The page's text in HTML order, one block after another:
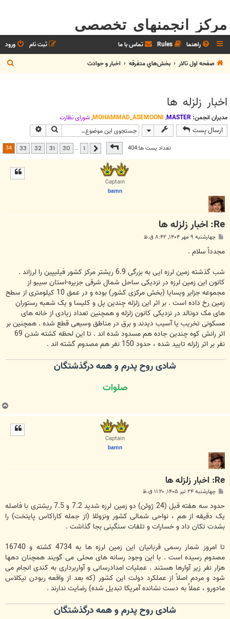
مرکز انجمنهای تخصصی
راهنما Rules تماس با ما ورود
ثبت نام
صفحه اول تالار
بخش‌‌هاي متفرقه اخبار و حوادث
س
اخبار زلزله ها
مدیران انجمن: MASTER
,
MOHAMMAD_ASEMOONI
,شوراي نظارت
ارسال پست جستجو
تعداد پست ها:404
صفحه34 از34 قبلی 1
…
30
31
32
33
34
Captain
bamn
Re: اخبار زلزله ها
س
ت
چهارشنبه ۹ مهر ۱۴۰۴, ۸:۴۲ ق.ظ
مجدداً سلام .
شب گذشته زمین لرزه ایی به بزرگی 6.9 ریشتر مرکز کشور فیلیپین را لرزاند .
کانون این زمین لرزه در نزدیکی ساحل شمال شرقی جزیره-استان سیبو از
مجموعه جزایر ویسایا (بخش مرکزی کشور) بوده و در عمق 10 کیلومتری از سطح
زمین رخ داده است . بر اثر این زلزله چندین پل و کلیسا و یک شعبه رستوران
های مک دونالد در نزدیکی کانون زلزله و همچنین تعداد زیادی از خانه های
مسکونی تخریب یا آسیب دیدند و برق در مناطق وسیعی قطع شده . همچنین بر
اثر رانش کوه چندین جاده هم مسدود شده اند . تا این لحظه کشته شدن 69
نفر بر اثر زلزله تایید شده ، حدود 150 نفر هم مصدوم گشته اند .
شادی روح پدرم و همه درگذشتگان
صلوات
Captain
bamn
Re: اخبار زلزله ها
س
ت
چهارشنبه ۲۴ تیر ۱۴۰۵, ۱۱:۲۰ ق.ظ
حدود سه هفته قبل (24 ژوئن) دو زمین لرزه شدید 7.2 و 7.5 ریشتری با فاصله
یک دقیقه از هم ، نواحی شمالی کشور ونزوئلا (از جمله کاراکاس پایتخت) را
بشدت تکان داد و خسارات و تلفات سنگینی بجا گذاشت .
تا امروز شمار رسمی قربانیان این زمین لرزه ها به 4734 کشته و 16740
مصدوم رسیده است . با این وجود رسانه های محلی می گویند همچنان دهها
هزار نفر زیر آوارها هستند . عملیات امدادرسانی و آواربرداری به کندی انجام می
شود و مردم اصلاً از عملکرد دولت این کشور (که بعد از واقعه ربودن نیکلاس
مادورو ، عملاً به دست نشانده آمریکا تبدیل شده) رضایت ندارند .
شادی روح پدرم و همه درگذشتگان